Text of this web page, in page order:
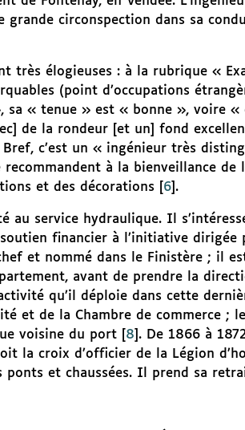
grande circonspection dans sa
très élogieuses : à la rubrique «
(point d’occupations
« tenue » est « bonne », voire «
de la rondeur [et un] fond
c’est un « ingénieur très
à la bienveillance de
et des décorations
6] .
au service hydraulique. Il
financier à l’initiative dirigée
et nommé dans le Finistère ; il
avant de prendre la
qu’il déploie dans cette
et de la Chambre de commerce ;
voisine du port[ 8 . De 1866 à
la croix d’officier de la Légion
ponts et chaussées. Il prend sa